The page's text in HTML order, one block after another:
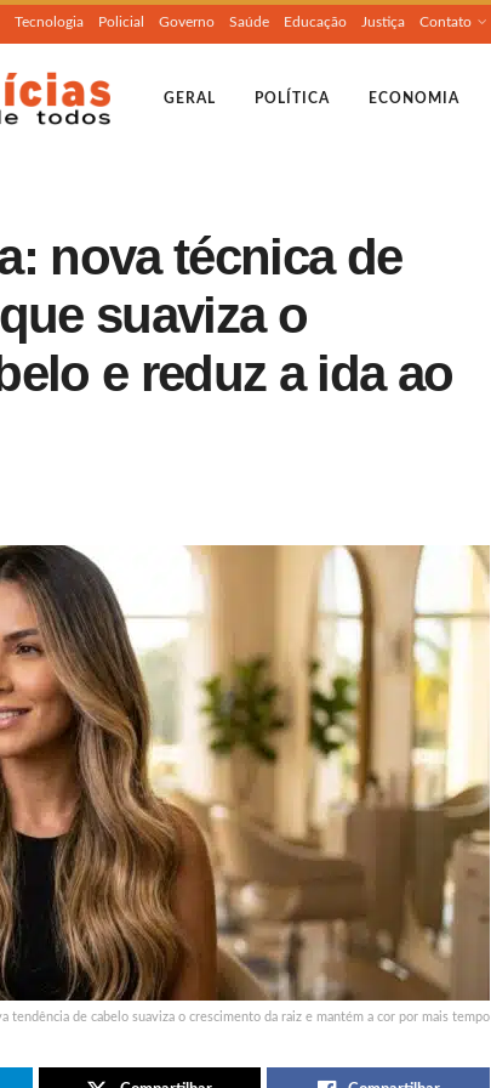
Tecnologia Policial Governo Saúde Educação Justiça Contato
GERAL POLÍTICA ECONOMIA
nova técnica de
suaviza o
e reduz a ida ao
tendência de cabelo suaviza o crescimento da raiz e mantém a cor por mais tempo